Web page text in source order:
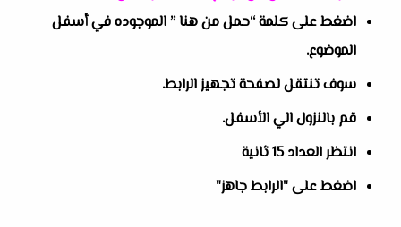
اضغط على كلمة “حمل من هنا ” الموجوده في أسفل
الموضوع.
سوف تنتقل لصفحة تجهيز الرابط.
قم بالنزول الي الأسفل.
انتظر العداد 15 ثانية
اضغط على "الرابط جاهز"